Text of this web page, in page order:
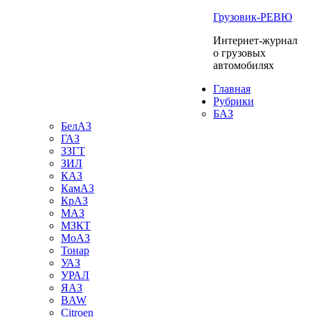
Грузовик-РЕВЮ
Интернет-журнал
о грузовых
автомобилях
Главная
Рубрики
БАЗ
БелАЗ
ГАЗ
ЗЗГТ
ЗИЛ
КАЗ
КамАЗ
КрАЗ
МАЗ
МЗКТ
МоАЗ
Тонар
УАЗ
УРАЛ
ЯАЗ
BAW
Citroen